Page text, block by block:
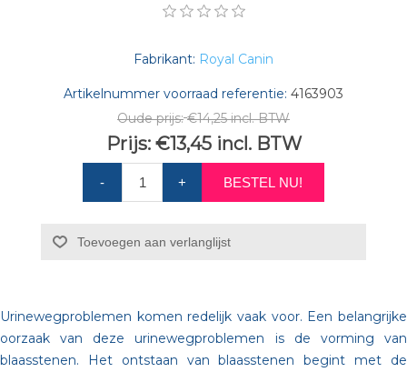
Fabrikant: Royal Canin
Artikelnummer voorraad referentie: 4163903
Oude prijs: €14,25 incl. BTW
Prijs: €13,45 incl. BTW
- + BESTEL NU!
Toevoegen aan verlanglijst
Urinewegproblemen komen redelijk vaak voor. Een belangrijke
oorzaak van deze urinewegproblemen is de vorming van
blaasstenen. Het ontstaan van blaasstenen begint met de